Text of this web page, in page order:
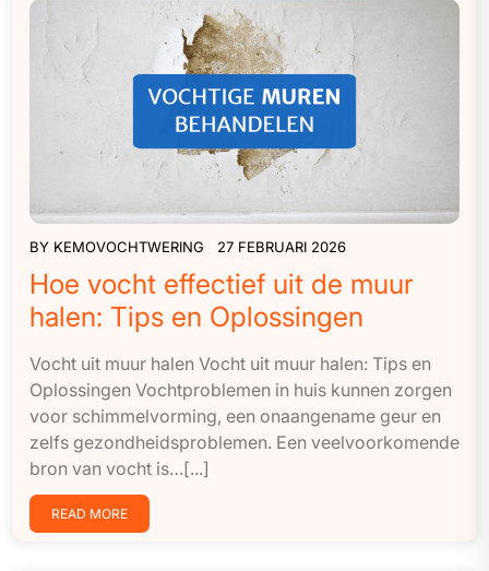
BY KEMOVOCHTWERING 27 FEBRUARI 2026
Hoe vocht effectief uit de muur
halen: Tips en Oplossingen
Vocht uit muur halen Vocht uit muur halen: Tips en
Oplossingen Vochtproblemen in huis kunnen zorgen
voor schimmelvorming, een onaangename geur en
zelfs gezondheidsproblemen. Een veelvoorkomende
bron van vocht is…[...]
READ MORE